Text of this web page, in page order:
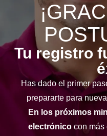
Tu registro
Has dado el primer
prepararte para
En los próximos
electrónicocon más